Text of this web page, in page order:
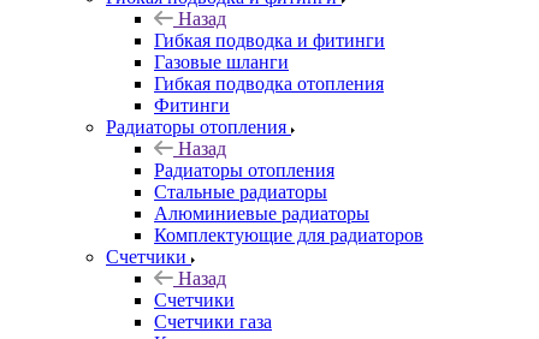
Назад
Гибкая подводка и фитинги
Газовые шланги
Гибкая подводка отопления
Фитинги
Радиаторы отопления
Назад
Радиаторы отопления
Стальные радиаторы
Алюминиевые радиаторы
Комплектующие для радиаторов
Счетчики
Назад
Счетчики
Счетчики газа